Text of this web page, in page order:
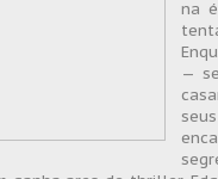
na
—